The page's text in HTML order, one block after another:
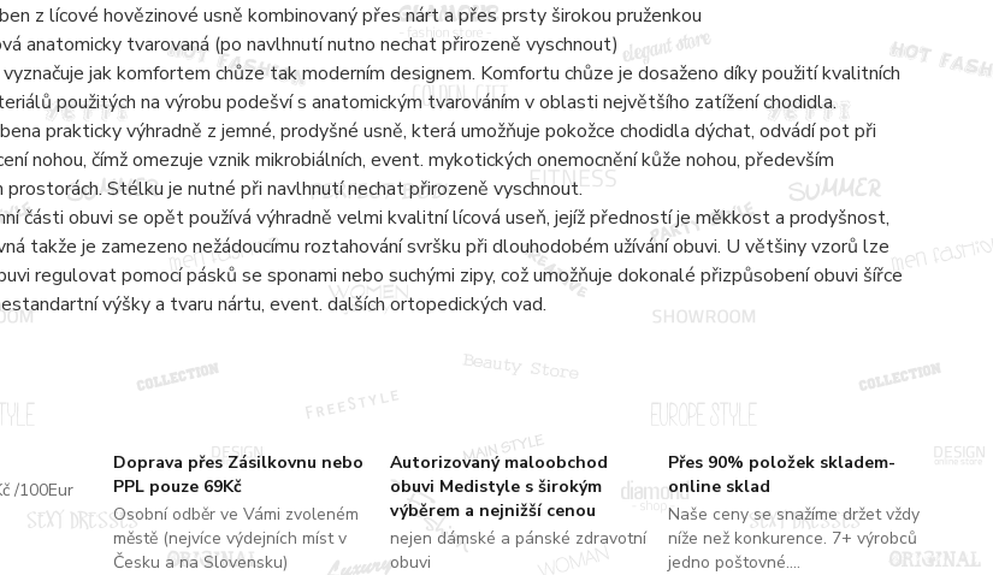
/100Eur
Doprava přes Zásilkovnu nebo
PPL pouze 69Kč
Osobní odběr ve Vámi zvoleném
městě (nejvíce výdejních míst v
Česku a na Slovensku)
Autorizovaný maloobchod
obuvi Medistyle s širokým
výběrem a nejnižší cenou
nejen dámské a pánské zdravotní
obuvi
Přes 90% položek skladem-
online sklad
Naše ceny se snažíme držet vždy
níže než konkurence. 7+ výrobců
jedno poštovné....
z lícové hovězinové usně kombinovaný přes nárt a přes prsty širokou pruženkou
anatomicky tvarovaná (po navlhnutí nutno nechat přirozeně vyschnout)
jak komfortem chůze tak moderním designem. Komfortu chůze je dosaženo díky použití kvalitních
použitých na výrobu podešví s anatomickým tvarováním v oblasti největšího zatížení chodidla.
prakticky výhradně z jemné, prodyšné usně, která umožňuje pokožce chodidla dýchat, odvádí pot při
nohou, čímž omezuje vznik mikrobiálních, event. mykotických onemocnění kůže nohou, především
prostorách. Stélku je nutné při navlhnutí nechat přirozeně vyschnout.
části obuvi se opět používá výhradně velmi kvalitní lícová useň, jejíž předností je měkkost a prodyšnost,
takže je zamezeno nežádoucímu roztahování svršku při dlouhodobém užívání obuvi. U většiny vzorů lze
regulovat pomocí pásků se sponami nebo suchými zipy, což umožňuje dokonalé přizpůsobení obuvi šířce
výšky a tvaru nártu, event. dalších ortopedických vad.